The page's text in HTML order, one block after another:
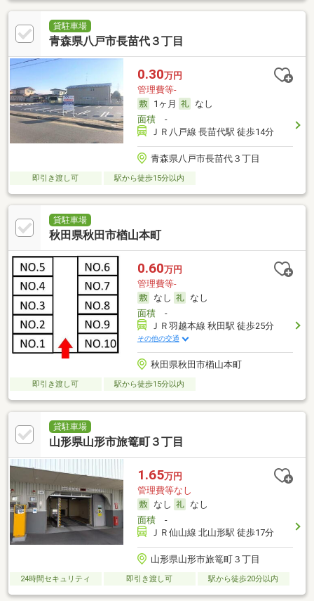
貸駐車場
青森県八戸市長苗代３丁目
0.30万円
管理費等-
1ヶ月
なし
面積-
ＪＲ八戸線 長苗代駅 徒歩14分
青森県八戸市長苗代３丁目
即引き渡し可 駅から徒歩15分以内
貸駐車場
秋田県秋田市楢山本町
0.60万円
管理費等-
なし
なし
面積-
ＪＲ羽越本線 秋田駅 徒歩25分
その他の交通
秋田県秋田市楢山本町
即引き渡し可 駅から徒歩15分以内
貸駐車場
山形県山形市旅篭町３丁目
1.65万円
管理費等なし
なし
なし
面積-
ＪＲ仙山線 北山形駅 徒歩17分
山形県山形市旅篭町３丁目
24時間セキュリティ 即引き渡し可 駅から徒歩20分以内